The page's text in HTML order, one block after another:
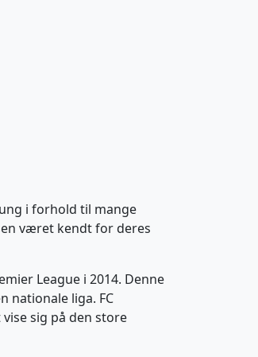
i forhold til mange
været kendt for deres
League i 2014. Denne
nationale liga. FC
sig på den store